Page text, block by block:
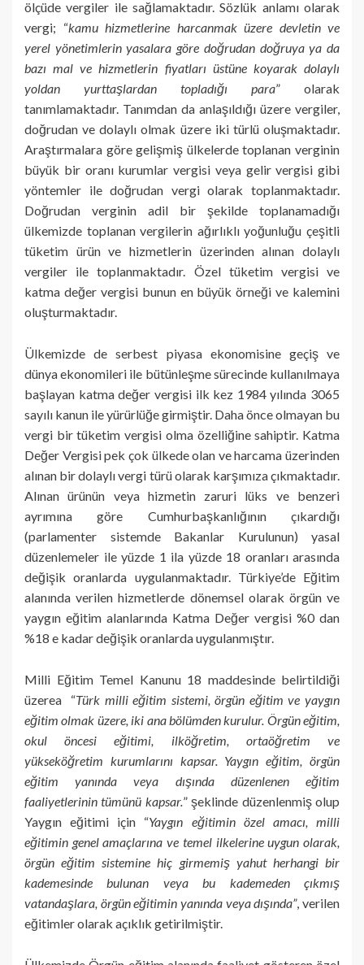
ölçüde vergiler ile sağlamaktadır. Sözlük anlamı olarak
vergi; “kamu hizmetlerine harcanmak üzere devletin ve
yerel yönetimlerin yasalara göre doğrudan doğruya ya da
bazı mal ve hizmetlerin fiyatları üstüne koyarak dolaylı
yoldan yurttaşlardan topladığı para” olarak
tanımlamaktadır. Tanımdan da anlaşıldığı üzere vergiler,
doğrudan ve dolaylı olmak üzere iki türlü oluşmaktadır.
Araştırmalara göre gelişmiş ülkelerde toplanan verginin
büyük bir oranı kurumlar vergisi veya gelir vergisi gibi
yöntemler ile doğrudan vergi olarak toplanmaktadır.
Doğrudan verginin adil bir şekilde toplanamadığı
ülkemizde toplanan vergilerin ağırlıklı yoğunluğu çeşitli
tüketim ürün ve hizmetlerin üzerinden alınan dolaylı
vergiler ile toplanmaktadır. Özel tüketim vergisi ve
katma değer vergisi bunun en büyük örneği ve kalemini
oluşturmaktadır.
Ülkemizde de serbest piyasa ekonomisine geçiş ve
dünya ekonomileri ile bütünleşme sürecinde kullanılmaya
başlayan katma değer vergisi ilk kez 1984 yılında 3065
sayılı kanun ile yürürlüğe girmiştir. Daha önce olmayan bu
vergi bir tüketim vergisi olma özelliğine sahiptir. Katma
Değer Vergisi pek çok ülkede olan ve harcama üzerinden
alınan bir dolaylı vergi türü olarak karşımıza çıkmaktadır.
Alınan ürünün veya hizmetin zaruri lüks ve benzeri
ayrımına göre Cumhurbaşkanlığının çıkardığı
(parlamenter sistemde Bakanlar Kurulunun) yasal
düzenlemeler ile yüzde 1 ila yüzde 18 oranları arasında
değişik oranlarda uygulanmaktadır. Türkiye’de Eğitim
alanında verilen hizmetlerde dönemsel olarak örgün ve
yaygın eğitim alanlarında Katma Değer vergisi %0 dan
%18 e kadar değişik oranlarda uygulanmıştır.
Milli Eğitim Temel Kanunu 18 maddesinde belirtildiği
üzerea “Türk milli eğitim sistemi, örgün eğitim ve yaygın
eğitim olmak üzere, iki ana bölümden kurulur. Örgün eğitim,
okul öncesi eğitimi, ilköğretim, ortaöğretim ve
yükseköğretim kurumlarını kapsar. Yaygın eğitim, örgün
eğitim yanında veya dışında düzenlenen eğitim
faaliyetlerinin tümünü kapsar.” şeklinde düzenlenmiş olup
Yaygın eğitimi için “Yaygın eğitimin özel amacı, milli
eğitimin genel amaçlarına ve temel ilkelerine uygun olarak,
örgün eğitim sistemine hiç girmemiş yahut herhangi bir
kademesinde bulunan veya bu kademeden çıkmış
vatandaşlara, örgün eğitimin yanında veya dışında”, verilen
eğitimler olarak açıklık getirilmiştir.